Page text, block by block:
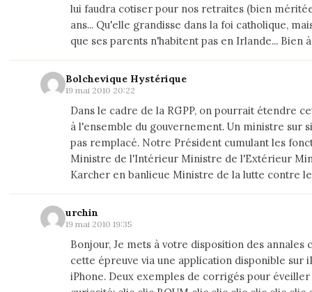
lui faudra cotiser pour nos retraites (bien
ans... Qu'elle grandisse dans la foi catholique,
que ses parents n'habitent pas en Irlande... Bien à
Bolchevique Hystérique
19 mai 2010 20:22
Dans le cadre de la RGPP, on pourrait étendre
à l'ensemble du gouvernement. Un ministre sur
pas remplacé. Notre Président cumulant les
Ministre de l'Intérieur Ministre de l'Extérieur
Karcher en banlieue Ministre de la lutte contre le
urchin
19 mai 2010 19:35
Bonjour, Je mets à votre disposition des annales
cette épreuve via une application disponible sur
iPhone. Deux exemples de corrigés pour